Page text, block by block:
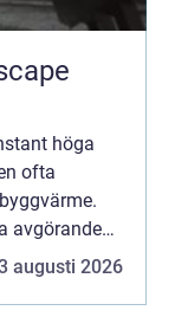
höga
ofta
avgörande
augusti 2026